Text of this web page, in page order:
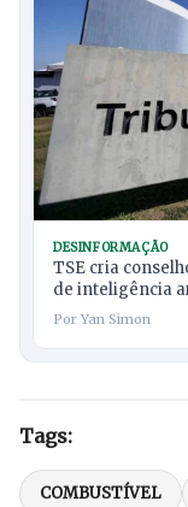
DESINFORMAÇÃO
TSE cria
de inteligência
Por Yan Simon
Tags:
COMBUSTÍVEL